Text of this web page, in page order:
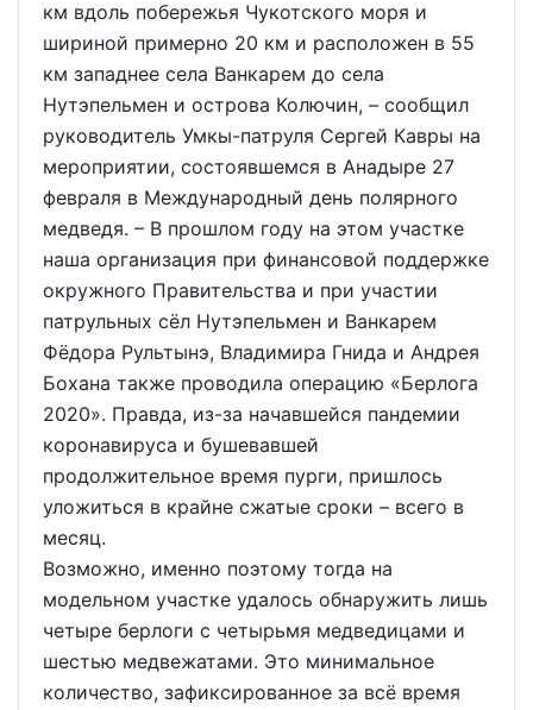
км вдоль побережья Чукотского моря и
шириной примерно 20 км и расположен в 55
км западнее села Ванкарем до села
Нутэпельмен и острова Колючин, – сообщил
руководитель Умкы-патруля Сергей Кавры на
мероприятии, состоявшемся в Анадыре 27
февраля в Международный день полярного
медведя. – В прошлом году на этом участке
наша организация при финансовой поддержке
окружного Правительства и при участии
патрульных сёл Нутэпельмен и Ванкарем
Фёдора Рультынэ, Владимира Гнида и Андрея
Бохана также проводила операцию «Берлога
2020». Правда, из-за начавшейся пандемии
коронавируса и бушевавшей
продолжительное время пурги, пришлось
уложиться в крайне сжатые сроки – всего в
месяц.
Возможно, именно поэтому тогда на
модельном участке удалось обнаружить лишь
четыре берлоги с четырьмя медведицами и
шестью медвежатами. Это минимальное
количество, зафиксированное за всё время